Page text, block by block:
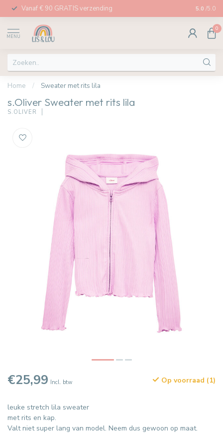
Vanaf € 90 GRATIS verzending Afhalen
5.0 /5.0
MENU
0
Home / Sweater met rits lila
s.Oliver Sweater met rits lila
S.OLIVER
€25,99 Incl. btw Op voorraad (1)
leuke stretch lila sweater
met rits en kap.
Valt niet super lang van model. Neem dus gewoon op maat.